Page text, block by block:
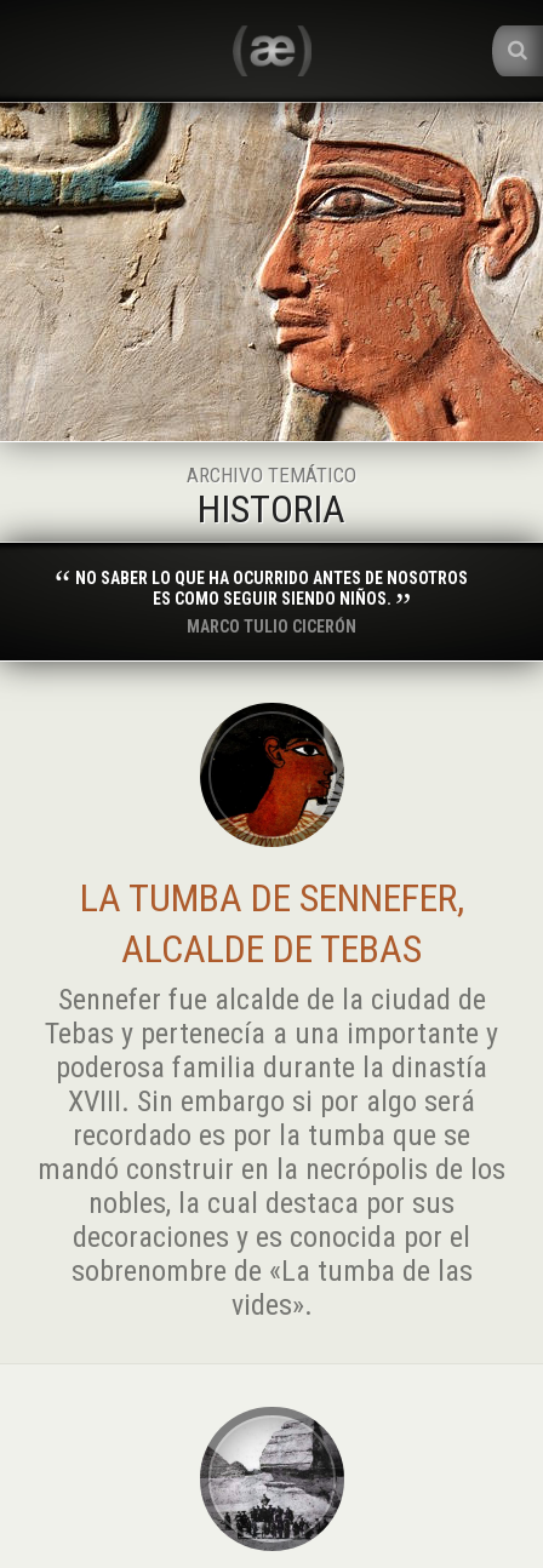
ARCHIVO TEMÁTICO
HISTORIA
NO SABER LO QUE HA OCURRIDO ANTES DE NOSOTROS
ES COMO SEGUIR SIENDO NIÑOS.
MARCO TULIO CICERÓN
LA TUMBA DE SENNEFER,
ALCALDE DE TEBAS
Sennefer fue alcalde de la ciudad de
Tebas y pertenecía a una importante y
poderosa familia durante la dinastía
XVIII. Sin embargo si por algo será
recordado es por la tumba que se
mandó construir en la necrópolis de los
nobles, la cual destaca por sus
decoraciones y es conocida por el
sobrenombre de «La tumba de las
vides».